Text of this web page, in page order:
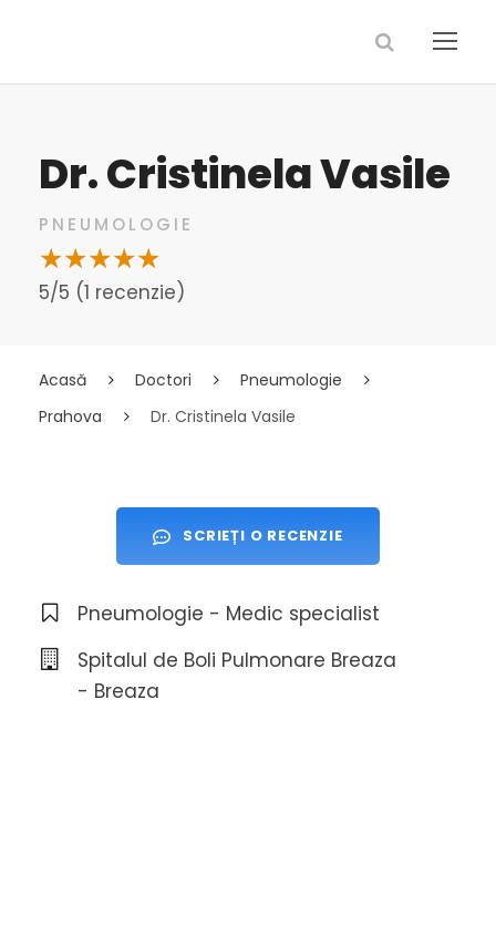
Dr. Cristinela Vasile
PNEUMOLOGIE
5/5 (1 recenzie)
Acasă Doctori
Pneumologie
Prahova
Dr. Cristinela Vasile
SCRIEȚI O RECENZIE
Pneumologie - Medic specialist
Spitalul de Boli Pulmonare Breaza
- Breaza